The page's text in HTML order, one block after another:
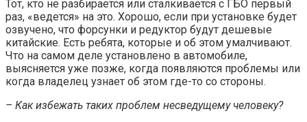
Тот, кто не разбирается или сталкивается с ГБО первый
раз, «ведется» на это. Хорошо, если при установке будет
озвучено, что форсунки и редуктор будут дешевые
китайские. Есть ребята, которые и об этом умалчивают.
Что на самом деле установлено в автомобиле,
выясняется уже позже, когда появляются проблемы или
когда владелец узнает об этом где-то со стороны.
– Как избежать таких проблем несведущему человеку?